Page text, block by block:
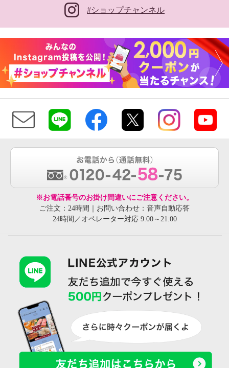
#ショップチャンネル
※お電話番号のお掛け間違いにご注意ください。
ご注文：24時間｜お問い合わせ：音声自動応答
24時間／オペレーター対応 9:00～21:00